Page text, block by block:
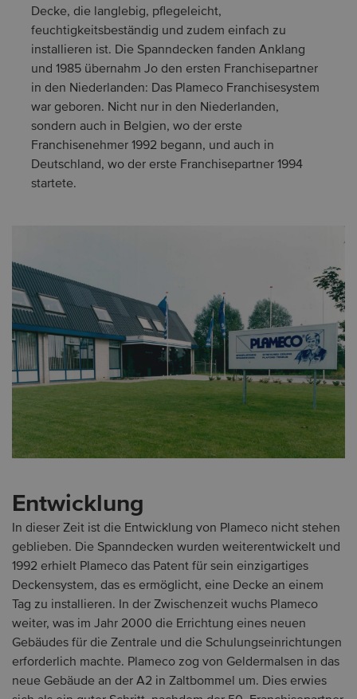
Decke, die langlebig, pflegeleicht,
feuchtigkeitsbeständig und zudem einfach zu
installieren ist. Die Spanndecken fanden Anklang
und 1985 übernahm Jo den ersten Franchisepartner
in den Niederlanden: Das Plameco Franchisesystem
war geboren. Nicht nur in den Niederlanden,
sondern auch in Belgien, wo der erste
Franchisenehmer 1992 begann, und auch in
Deutschland, wo der erste Franchisepartner 1994
startete.
Entwicklung
In dieser Zeit ist die Entwicklung von Plameco nicht stehen
geblieben. Die Spanndecken wurden weiterentwickelt und
1992 erhielt Plameco das Patent für sein einzigartiges
Deckensystem, das es ermöglicht, eine Decke an einem
Tag zu installieren. In der Zwischenzeit wuchs Plameco
weiter, was im Jahr 2000 die Errichtung eines neuen
Gebäudes für die Zentrale und die Schulungseinrichtungen
erforderlich machte. Plameco zog von Geldermalsen in das
neue Gebäude an der A2 in Zaltbommel um. Dies erwies